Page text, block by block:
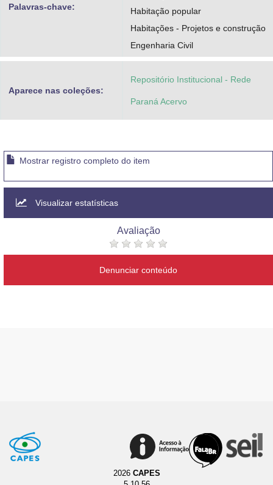
Palavras-chave:
Habitação popular
Habitações - Projetos e construção
Engenharia Civil
Aparece nas coleções:
Repositório Institucional - Rede
Paraná Acervo
Mostrar registro completo do item
Visualizar estatísticas
Avaliação
Denunciar conteúdo
2026 CAPES